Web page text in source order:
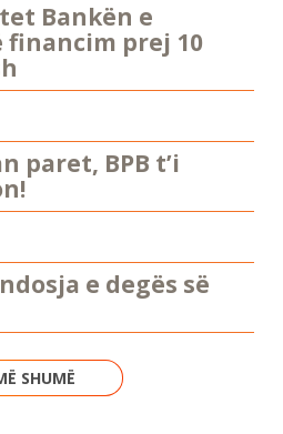
Bankën e
financim prej 10
paret, BPB t’i
e degës së
SHUMË